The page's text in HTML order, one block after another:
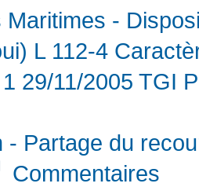
-
L 112-4
29/11/2005 TGI
- Partage du
Commentaires